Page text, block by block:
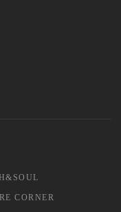
CORNER